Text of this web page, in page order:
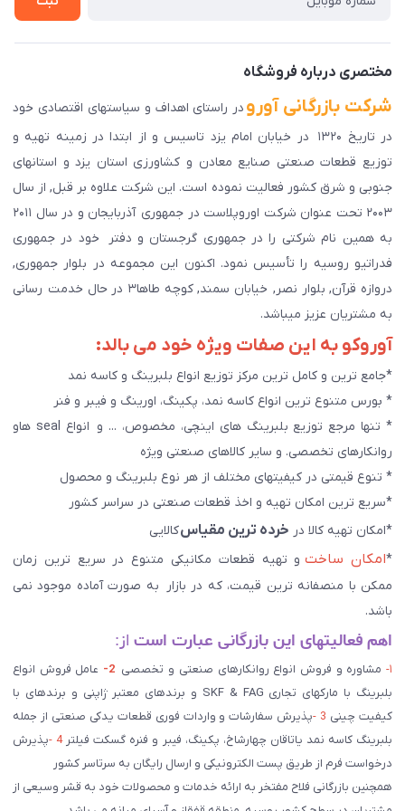
مختصری درباره فروشگاه
شرکت بازرگانی آورو در راستای اهداف و سیاستهای اقتصادی خود
در تاریخ ۱۳۲۰ در خیابان امام یزد تاسیس و از ابتدا در زمینه تهیه و
توزیع قطعات صنعتی صنایع معادن و کشاورزی استان یزد و استانهای
جنوبی و شرق کشور فعالیت نموده است. این شرکت علاوه بر قبل, از سال
۲۰۰۳ تحت عنوان شرکت اوروپلاست در جمهوری آذربایجان و در سال ۲۰۱۱
به همین نام شرکتی را در جمهوری گرجستان و دفتر خود در جمهوری
فدراتیو روسیه را تأسیس نمود. اکنون این مجموعه در بلوار جمهوری,
دروازه قرآن, بلوار نصر, خیابان سمند, کوچه طاها۳ در حال خدمت رسانی
به مشتریان عزیز میباشد.
آوروکو به این صفات ویژه خود می بالد:
*جامع ترین و کامل ترین مرکز توزیع انواع بلبرینگ و کاسه نمد
* بورس متنوع ترین انواع کاسه نمد، پکینگ، اورینگ و فیبر و فنر
* تنها مرجع توزیع بلبرینگ های اینچی، مخصوص، ... و انواع seal هاو
روانکارهای تخصصی. و سایر کالاهای صنعتی ويژه
* تنوع قیمتی در کیفیتهای مختلف از هر نوع بلبرینگ و محصول
*سریع ترین امکان تهیه و اخذ قطعات صنعتی در سراسر کشور
*امکان تهیه کالا در خرده ترین مقیاسکالایی
*امکان ساختو تهیه قطعات مکانیکی متنوع در سریع ترین زمان
ممکن با منصفانه ترین قیمت، که در بازار به صورت آماده موجود نمی
باشد.
اهم فعالیتهای این بازرگانی عبارت است از:
۱- مشاوره و فروش انواع روانکارهای صنعتی و تخصصی 2-
عامل فروش انواع
بلبرینگ با مارکهای تجاری SKF & FAG و برندهای معتبر ژاپنی و برندهای با
کیفیت چینی 3 - پذیرش سفارشات و واردات فوری قطعات یدکی صنعتی از جمله
بلبرینگ کاسه نمد یاتاقان چهارشاخ، پکینگ، فیبر و فنره گسکت فیلتر4 - پذیرش
درخواست فرم از طریق پست الکترونیکی و ارسال رایگان به سرتاسر کشور
همچنین بازرگانی فلاح مفتخر به ارائه خدمات و محصولات خود به قشر وسیعی از